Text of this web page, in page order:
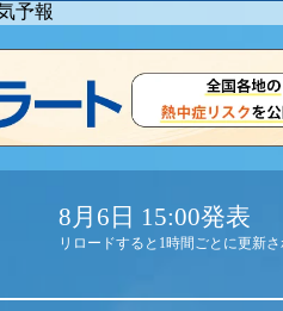
予報
8月6日 15:00発表
リロードすると1時間ごとに更新さ